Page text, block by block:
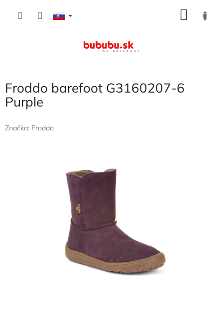
Froddo barefoot G3160207-6
Purple
Značka: Froddo